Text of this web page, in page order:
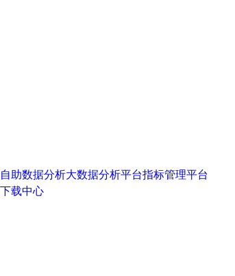
自助数据分析大数据分析平台指标管理平台
下载中心